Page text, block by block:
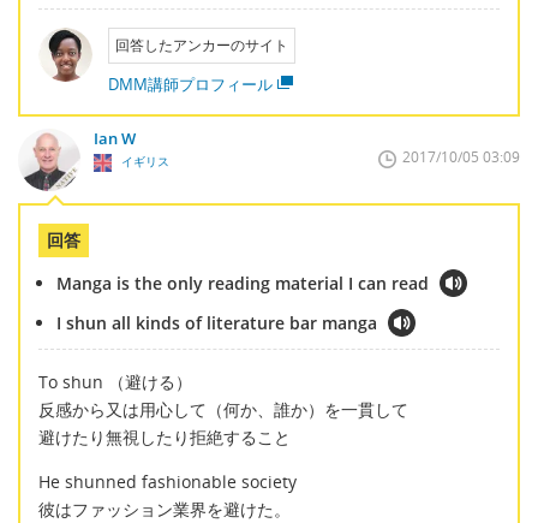
回答したアンカーのサイト
DMM講師プロフィール
Ian W
イギリス 2017/10/05 03:09
回答
Manga is the only reading material I can read
I shun all kinds of literature bar manga
To shun （避ける）
反感から又は用心して（何か、誰か）を一貫して
避けたり無視したり拒絶すること
He shunned fashionable society
彼はファッション業界を避けた。